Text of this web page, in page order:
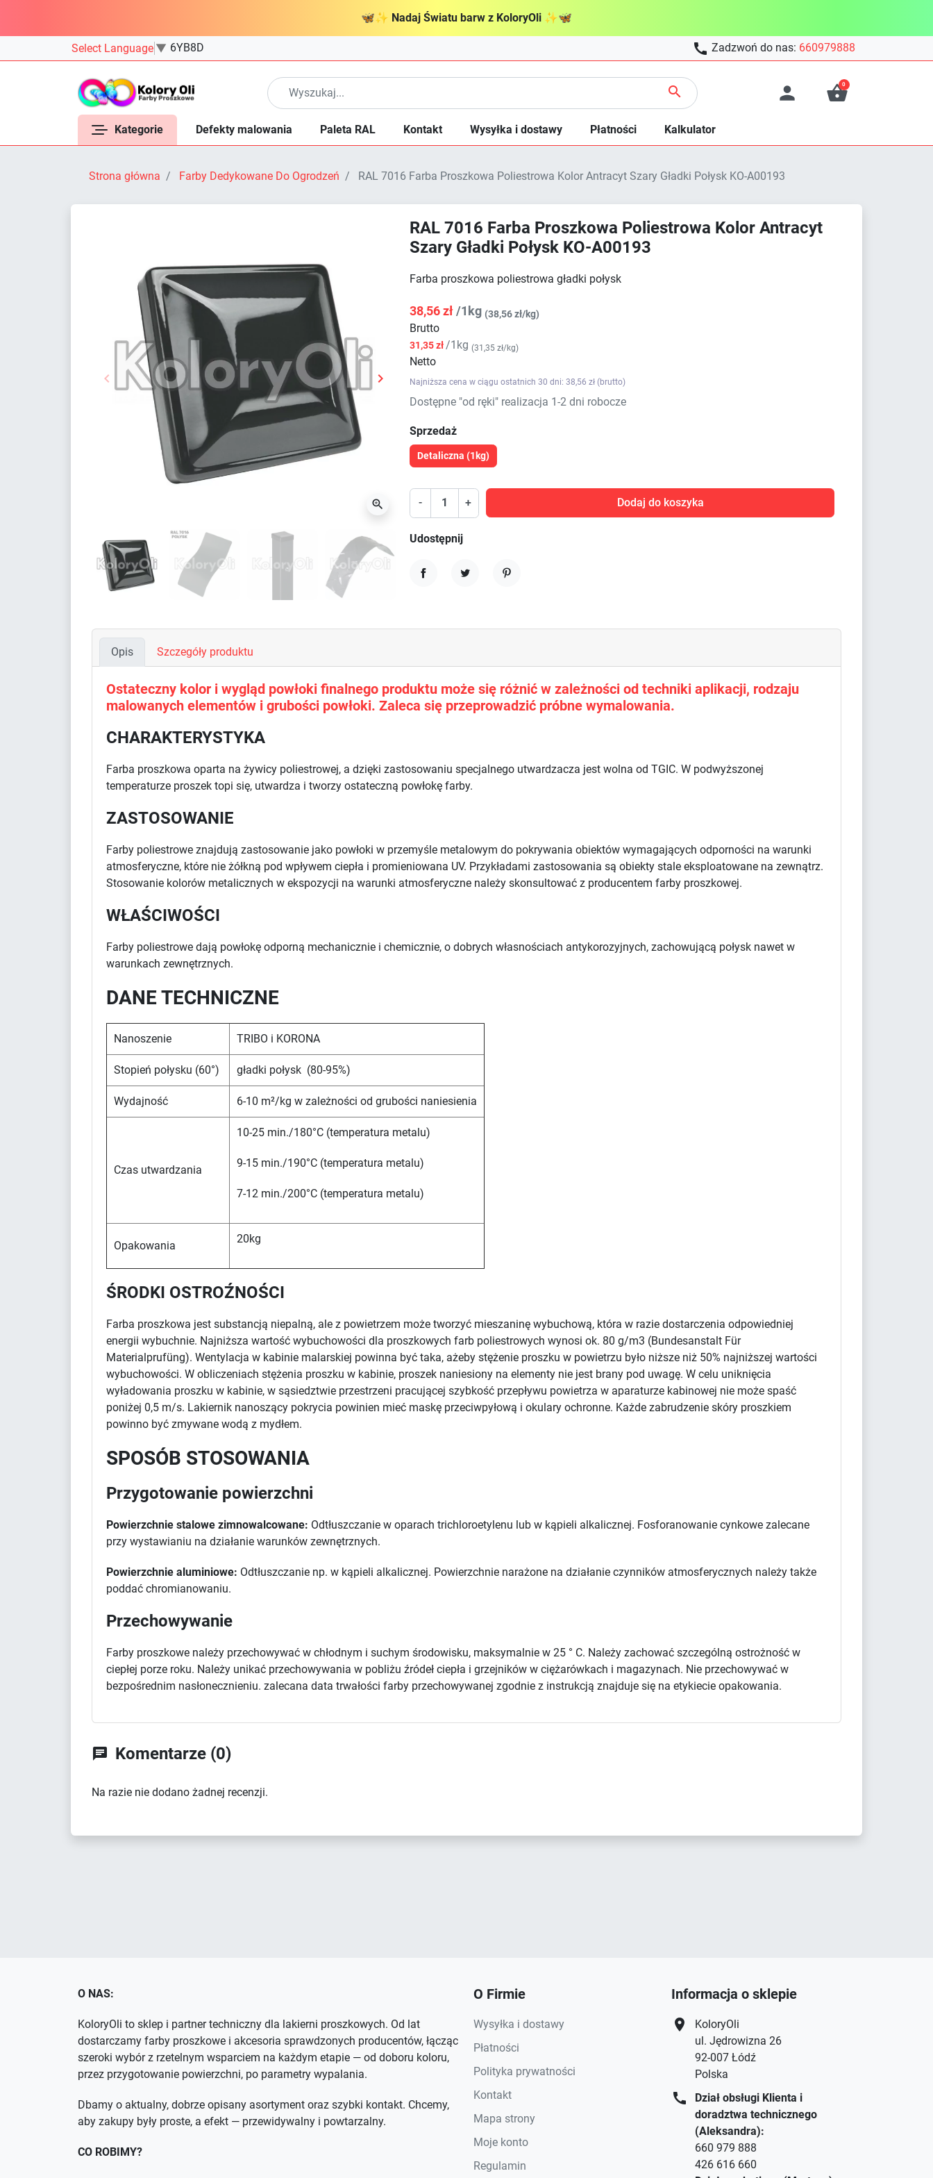
🦋✨ Nadaj Światu barw z KoloryOli ✨🦋
Select Language ▼ 6YB8D  Zadzwoń do nas: 660979888
  
0
Kategorie Defekty malowania Paleta RAL Kontakt Wysyłka i dostawy Płatności Kalkulator
Strona główna Farby Dedykowane Do Ogrodzeń RAL 7016 Farba Proszkowa Poliestrowa Kolor Antracyt Szary Gładki Połysk KO-A00193
Poprzedni
 Następny


RAL 7016 Farba Proszkowa Poliestrowa Kolor Antracyt
Szary Gładki Połysk KO-A00193
Farba proszkowa poliestrowa gładki połysk
38,56 zł/1kg (38,56 zł/kg)
Brutto
31,35 zł /1kg (31,35 zł/kg)
Netto
Najniższa cena w ciągu ostatnich 30 dni: 38,56 zł (brutto)
Dostępne "od ręki" realizacja 1-2 dni robocze
Sprzedaż
Detaliczna (1kg)
- + Dodaj do koszyka
Udostępnij
Opis Szczegóły produktu
Ostateczny kolor i wygląd powłoki finalnego produktu może się różnić w zależności od techniki aplikacji, rodzaju
malowanych elementów i grubości powłoki. Zaleca się przeprowadzić próbne wymalowania.
CHARAKTERYSTYKA
Farba proszkowa oparta na żywicy poliestrowej, a dzięki zastosowaniu specjalnego utwardzacza jest wolna od TGIC. W podwyższonej
temperaturze proszek topi się, utwardza i tworzy ostateczną powłokę farby.
ZASTOSOWANIE
Farby poliestrowe znajdują zastosowanie jako powłoki w przemyśle metalowym do pokrywania obiektów wymagających odporności na warunki
atmosferyczne, które nie żółkną pod wpływem ciepła i promieniowana UV. Przykładami zastosowania są obiekty stale eksploatowane na zewnątrz.
Stosowanie kolorów metalicznych w ekspozycji na warunki atmosferyczne należy skonsultować z producentem farby proszkowej.
WŁAŚCIWOŚCI
Farby poliestrowe dają powłokę odporną mechanicznie i chemicznie, o dobrych własnościach antykorozyjnych, zachowującą połysk nawet w
warunkach zewnętrznych.
DANE TECHNICZNE
Nanoszenie TRIBO i KORONA
Stopień połysku (60°) gładki połysk (80-95%)
Wydajność 6-10 m²/kg w zależności od grubości naniesienia
Czas utwardzania
10-25 min./180°C (temperatura metalu)
9-15 min./190°C (temperatura metalu)
7-12 min./200°C (temperatura metalu)
Opakowania
20kg
ŚRODKI OSTROŹNOŚCI
Farba proszkowa jest substancją niepalną, ale z powietrzem może tworzyć mieszaninę wybuchową, która w razie dostarczenia odpowiedniej
energii wybuchnie. Najniższa wartość wybuchowości dla proszkowych farb poliestrowych wynosi ok. 80 g/m3 (Bundesanstalt Für
Materialprufüng). Wentylacja w kabinie malarskiej powinna być taka, ażeby stężenie proszku w powietrzu było niższe niż 50% najniższej wartości
wybuchowości. W obliczeniach stężenia proszku w kabinie, proszek naniesiony na elementy nie jest brany pod uwagę. W celu uniknięcia
wyładowania proszku w kabinie, w sąsiedztwie przestrzeni pracującej szybkość przepływu powietrza w aparaturze kabinowej nie może spaść
poniżej 0,5 m/s. Lakiernik nanoszący pokrycia powinien mieć maskę przeciwpyłową i okulary ochronne. Każde zabrudzenie skóry proszkiem
powinno być zmywane wodą z mydłem.
SPOSÓB STOSOWANIA
Przygotowanie powierzchni
Powierzchnie stalowe zimnowalcowane: Odtłuszczanie w oparach trichloroetylenu lub w kąpieli alkalicznej. Fosforanowanie cynkowe zalecane
przy wystawianiu na działanie warunków zewnętrznych.
Powierzchnie aluminiowe: Odtłuszczanie np. w kąpieli alkalicznej. Powierzchnie narażone na działanie czynników atmosferycznych należy także
poddać chromianowaniu.
Przechowywanie
Farby proszkowe należy przechowywać w chłodnym i suchym środowisku, maksymalnie w 25 ° C. Należy zachować szczególną ostrożność w
ciepłej porze roku. Należy unikać przechowywania w pobliżu źródeł ciepła i grzejników w ciężarówkach i magazynach. Nie przechowywać w
bezpośrednim nasłonecznieniu. zalecana data trwałości farby przechowywanej zgodnie z instrukcją znajduje się na etykiecie opakowania.
 Komentarze (0)
Na razie nie dodano żadnej recenzji.
O NAS:
KoloryOli to sklep i partner techniczny dla lakierni proszkowych. Od lat
dostarczamy farby proszkowe i akcesoria sprawdzonych producentów, łącząc
szeroki wybór z rzetelnym wsparciem na każdym etapie — od doboru koloru,
przez przygotowanie powierzchni, po parametry wypalania.
Dbamy o aktualny, dobrze opisany asortyment oraz szybki kontakt. Chcemy,
aby zakupy były proste, a efekt — przewidywalny i powtarzalny.
CO ROBIMY?
O Firmie
Wysyłka i dostawy
Płatności
Polityka prywatności
Kontakt
Mapa strony
Moje konto
Regulamin
Informacja o sklepie
location_on
KoloryOli
ul. Jędrowizna 26
92-007 Łódź
Polska
call
Dział obsługi Klienta i
doradztwa technicznego
(Aleksandra):
660 979 888
426 616 660